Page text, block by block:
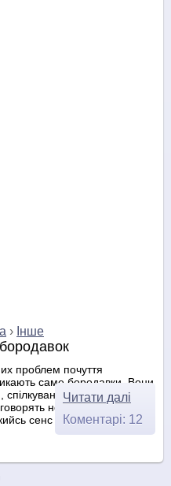
› Інше
проблем почуття
саме бородавки. Вони
спілкування з чимось
не чіпати жабу,
сенс у цьому, звичайно,
Читати далі
Коментарі: 12